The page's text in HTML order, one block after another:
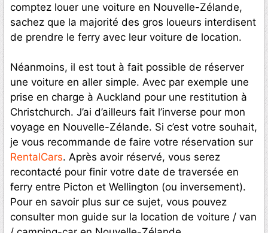
comptez louer une voiture en Nouvelle-Zélande,
sachez que la majorité des gros loueurs interdisent
de prendre le ferry avec leur voiture de location.
Néanmoins, il est tout à fait possible de réserver
une voiture en aller simple. Avec par exemple une
prise en charge à Auckland pour une restitution à
Christchurch. J’ai d’ailleurs fait l’inverse pour mon
voyage en Nouvelle-Zélande. Si c’est votre souhait,
je vous recommande de faire votre réservation sur
RentalCars. Après avoir réservé, vous serez
recontacté pour finir votre date de traversée en
ferry entre Picton et Wellington (ou inversement).
Pour en savoir plus sur ce sujet, vous pouvez
consulter mon guide sur la location de voiture / van